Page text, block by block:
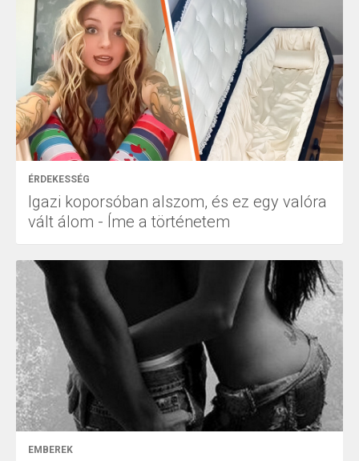
ÉRDEKESSÉG
Igazi koporsóban alszom, és ez egy valóra
vált álom - Íme a történetem
EMBEREK